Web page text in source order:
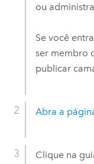
ou
Se você
ser membro
publicar
Abra a
Clique na